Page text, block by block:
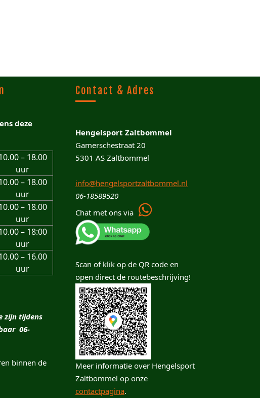
deze
– 18.00
uur
– 18.00
uur
– 18.00
uur
– 18:00
uur
– 16.00
uur
zijn tijdens
06-
binnen de
Contact & Adres
Hengelsport Zaltbommel
Gamerschestraat 20
5301 AS Zaltbommel
info@hengelsportzaltbommel.nl
06-18589520
Chat met ons via
Scan of klik op de QR code en
open direct de routebeschrijving!
Meer informatie over Hengelsport
Zaltbommel op onze
contactpagina.